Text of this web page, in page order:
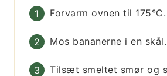
Forvarm ovnen til 175°C.
Mos bananerne i en skål.
Tilsæt smeltet smør og